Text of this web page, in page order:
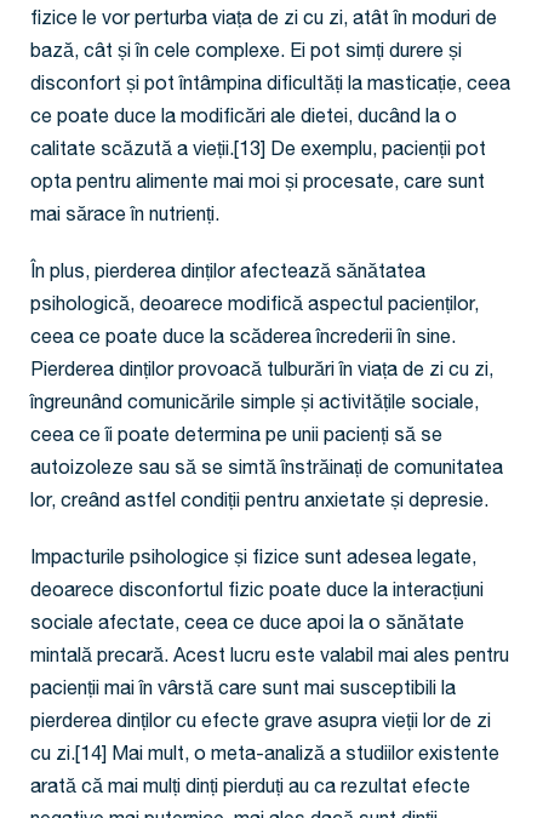
fizice le vor perturba viața de zi cu zi, atât în moduri de
bază, cât și în cele complexe. Ei pot simți durere și
disconfort și pot întâmpina dificultăți la masticație, ceea
ce poate duce la modificări ale dietei, ducând la o
calitate scăzută a vieții.[13] De exemplu, pacienții pot
opta pentru alimente mai moi și procesate, care sunt
mai sărace în nutrienți.
În plus, pierderea dinților afectează sănătatea
psihologică, deoarece modifică aspectul pacienților,
ceea ce poate duce la scăderea încrederii în sine.
Pierderea dinților provoacă tulburări în viața de zi cu zi,
îngreunând comunicările simple și activitățile sociale,
ceea ce îi poate determina pe unii pacienți să se
autoizoleze sau să se simtă înstrăinați de comunitatea
lor, creând astfel condiții pentru anxietate și depresie.
Impacturile psihologice și fizice sunt adesea legate,
deoarece disconfortul fizic poate duce la interacțiuni
sociale afectate, ceea ce duce apoi la o sănătate
mintală precară. Acest lucru este valabil mai ales pentru
pacienții mai în vârstă care sunt mai susceptibili la
pierderea dinților cu efecte grave asupra vieții lor de zi
cu zi.[14] Mai mult, o meta-analiză a studiilor existente
arată că mai mulți dinți pierduți au ca rezultat efecte